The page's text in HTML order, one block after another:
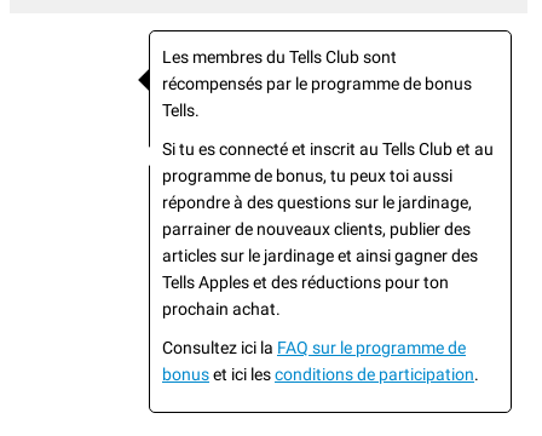
Les membres du Tells Club sont
récompensés par le programme de bonus
Tells.
Si tu es connecté et inscrit au Tells Club et au
programme de bonus, tu peux toi aussi
répondre à des questions sur le jardinage,
parrainer de nouveaux clients, publier des
articles sur le jardinage et ainsi gagner des
Tells Apples et des réductions pour ton
prochain achat.
Consultez ici la FAQ sur le programme de
bonuset ici lesconditions de participation.